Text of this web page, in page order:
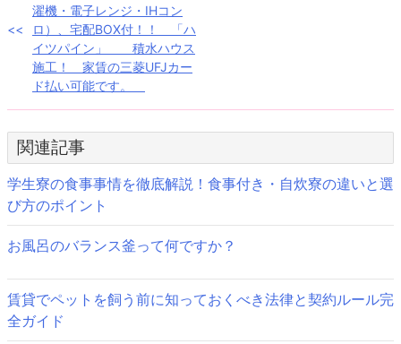
ナ
ゲ
ー
シ
ョ
ン
濯機・電子レンジ・IHコン
ロ）、宅配BOX付！！ 「ハ
イツパイン」 積水ハウス
施工！ 家賃の三菱UFJカー
ド払い可能です。
関連記事
学生寮の食事事情を徹底解説！食事付き・自炊寮の違いと選
び方のポイント
お風呂のバランス釜って何ですか？
賃貸でペットを飼う前に知っておくべき法律と契約ルール完
全ガイド